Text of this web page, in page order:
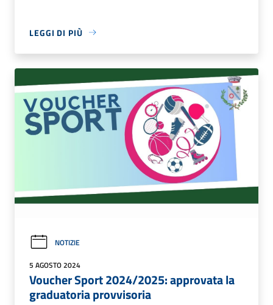
LEGGI DI PIÙ
NOTIZIE
5 AGOSTO 2024
Voucher Sport 2024/2025: approvata la
graduatoria provvisoria